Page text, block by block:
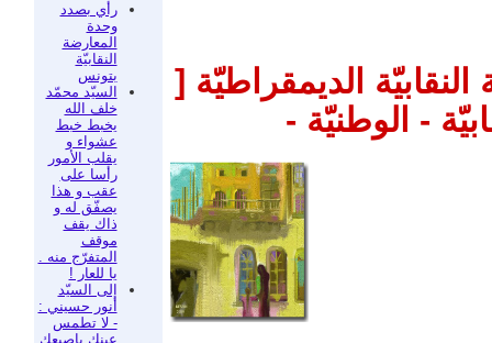
رأي بصدد
وحدة
المعارضة
النقابيّة
بتونس
السيّد محمّد
خلف الله
يخبط خبط
عشواء و
يقلب الأمور
رأسا على
عقب و هذا
يصفّق له و
ذاك يقف
موقف
المتفرّج منه .
يا للعار !
إلى السيّد
أنور حسيني :
- لا تطمس
عينك بإصبعك
الديمقراطيّة [
- الوطنيّة -